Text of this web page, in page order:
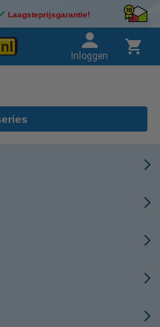
Laagsteprijsgarantie!
Inloggen